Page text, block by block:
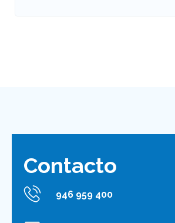
Contacto
946 959 400